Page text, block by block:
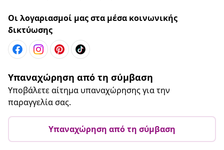
Οι λογαριασμοί μας στα μέσα κοινωνικής
δικτύωσης
Υπαναχώρηση από τη σύμβαση
Υποβάλετε αίτημα υπαναχώρησης για την
παραγγελία σας.
Υπαναχώρηση από τη σύμβαση